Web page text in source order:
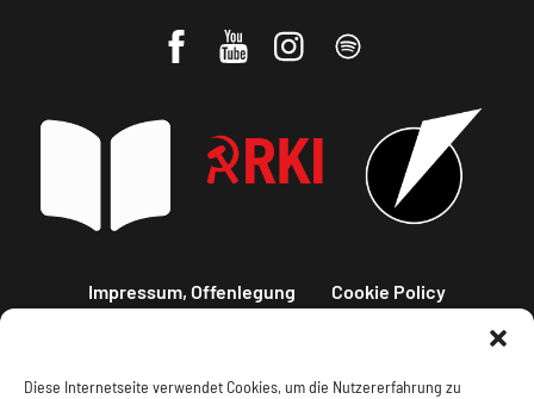
Diese Internetseite verwendet Cookies, um die Nutzererfahrung zu
Impressum, Offenlegung Cookie Policy